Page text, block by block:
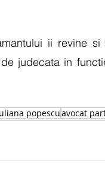
ii revine
judecata in
popescuavocat